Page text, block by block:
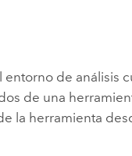
de análisis
de una
la herramienta